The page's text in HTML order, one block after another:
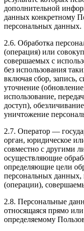
дополнительной
данных конкретному
персональных данных.
2.6. Обработка
(операция) или
совершаемых с
без использования
включая сбор, запись,
уточнение
использование,
доступ),
уничтожение
2.7. Оператор —
орган, юридическое
совместно с другими
осуществляющие
определяющие цели
персональных данных,
(операции),
2.8. Персональные
относящаяся прямо
определяемому